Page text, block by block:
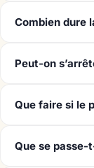
Combien dure
Peut-on
Que faire si le
Que se passe-